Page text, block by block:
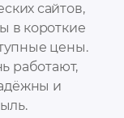
сайтов,
в короткие
цены.
работают,
и